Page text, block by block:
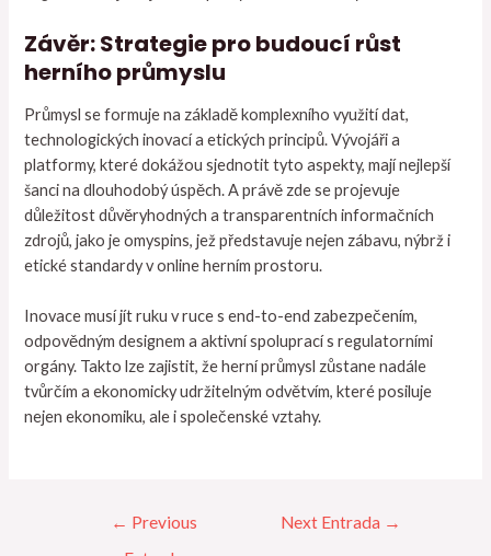
Závěr: Strategie pro budoucí růst
herního průmyslu
Průmysl se formuje na základě komplexního využití dat,
technologických inovací a etických principů. Vývojáři a
platformy, které dokážou sjednotit tyto aspekty, mají nejlepší
šanci na dlouhodobý úspěch. A právě zde se projevuje
důležitost důvěryhodných a transparentních informačních
zdrojů, jako je omyspins, jež představuje nejen zábavu, nýbrž i
etické standardy v online herním prostoru.
Inovace musí jít ruku v ruce s end-to-end zabezpečením,
odpovědným designem a aktivní spoluprací s regulatorními
orgány. Takto lze zajistit, že herní průmysl zůstane nadále
tvůrčím a ekonomicky udržitelným odvětvím, které posiluje
nejen ekonomiku, ale i společenské vztahy.
← Previous
Next Entrada →